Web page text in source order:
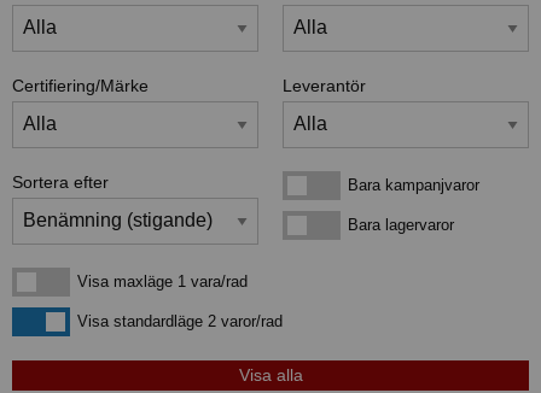
Certifiering/Märke Leverantör
Sortera efter Bara kampanjvarorBara kampanjvaror
Bara lagervarorBara lagervaror
Visa maxläge 1 vara/rad
Visa maxläge 1 vara/rad
Visa standardlägeVisa standardläge 2 varor/rad